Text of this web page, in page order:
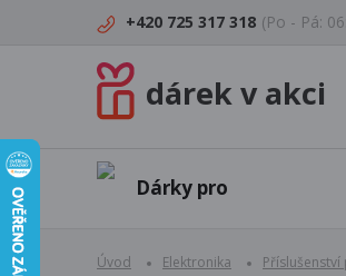
+420 725 317 318 (Po - Pá:
dárek v akci
Dárky pro
Úvod Elektronika